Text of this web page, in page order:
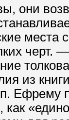
они
места
из
Ефрему
как